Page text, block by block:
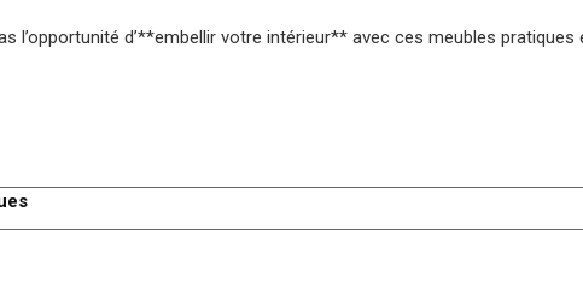
l’opportunité d’**embellir votre intérieur** avec ces meubles